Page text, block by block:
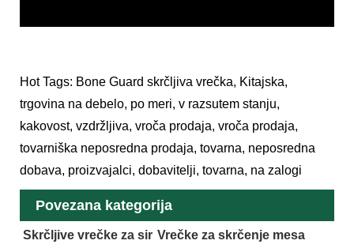
Hot Tags: Bone Guard skrčljiva vrečka, Kitajska,
trgovina na debelo, po meri, v razsutem stanju,
kakovost, vzdržljiva, vroča prodaja, vroča prodaja,
tovarniška neposredna prodaja, tovarna, neposredna
dobava, proizvajalci, dobavitelji, tovarna, na zalogi
Povezana kategorija
Skrčljive vrečke za sir Vrečke za skrčenje mesa